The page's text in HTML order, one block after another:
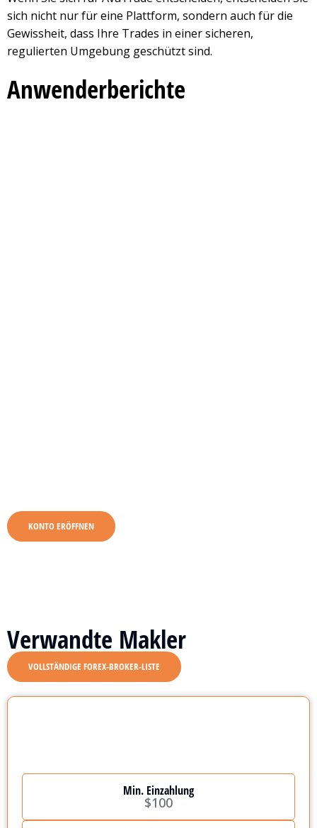
sich nicht nur für eine Plattform, sondern auch für die
Gewissheit, dass Ihre Trades in einer sicheren,
regulierten Umgebung geschützt sind.
Anwenderberichte
KONTO ERÖFFNEN
Verwandte Makler
VOLLSTÄNDIGE FOREX-BROKER-LISTE
Min. Einzahlung
$100